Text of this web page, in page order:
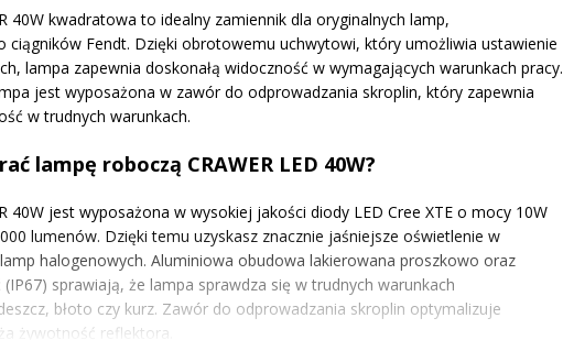
40W kwadratowa to idealny zamiennik dla oryginalnych lamp,
ciągników Fendt. Dzięki obrotowemu uchwytowi, który umożliwia ustawienie
lampa zapewnia doskonałą widoczność w wymagających warunkach pracy.
jest wyposażona w zawór do odprowadzania skroplin, który zapewnia
w trudnych warunkach.
lampę roboczą CRAWER LED 40W?
40W jest wyposażona w wysokiej jakości diody LED Cree XTE o mocy 10W
lumenów. Dzięki temu uzyskasz znacznie jaśniejsze oświetlenie w
halogenowych. Aluminiowa obudowa lakierowana proszkowo oraz
sprawiają, że lampa sprawdza się w trudnych warunkach
błoto czy kurz. Zawór do odprowadzania skroplin optymalizuje
żywotność reflektora.